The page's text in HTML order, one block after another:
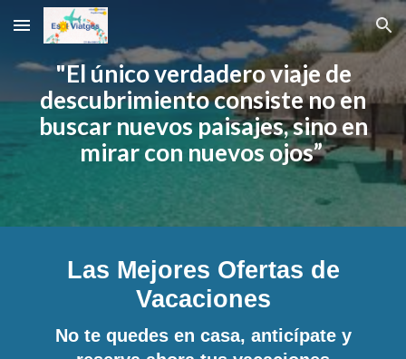
Skip to main content Skip to navigation
"El único verdadero viaje de
descubrimiento consiste no en
buscar nuevos paisajes, sino en
mirar con nuevos ojos”
Las Mejores Ofertas de
Vacaciones
No te quedes en casa, anticípate y